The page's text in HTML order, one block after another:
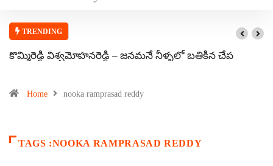
TRENDING
కొమ్మిరెడ్డి విశ్వమోహనరెడ్డి – జనమనే నీళ్ళలో బతికిన చేప
Home nooka ramprasad reddy
TAGS :NOOKA RAMPRASAD REDDY